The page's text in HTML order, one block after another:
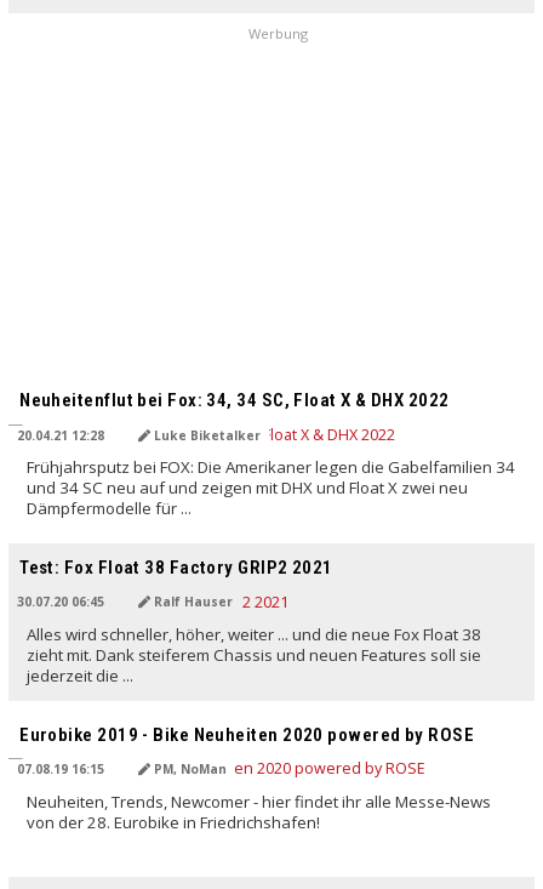
Werbung
Neuheitenflut bei Fox: 34, 34 SC, Float X & DHX 2022
20.04.21 12:28 Luke Biketalker
Frühjahrsputz bei FOX: Die Amerikaner legen die Gabelfamilien 34
und 34 SC neu auf und zeigen mit DHX und Float X zwei neu
Dämpfermodelle für ...
Test: Fox Float 38 Factory GRIP2 2021
30.07.20 06:45 Ralf Hauser
Alles wird schneller, höher, weiter ... und die neue Fox Float 38
zieht mit. Dank steiferem Chassis und neuen Features soll sie
jederzeit die ...
Eurobike 2019 - Bike Neuheiten 2020 powered by ROSE
07.08.19 16:15 PM, NoMan
Neuheiten, Trends, Newcomer - hier findet ihr alle Messe-News
von der 28. Eurobike in Friedrichshafen!